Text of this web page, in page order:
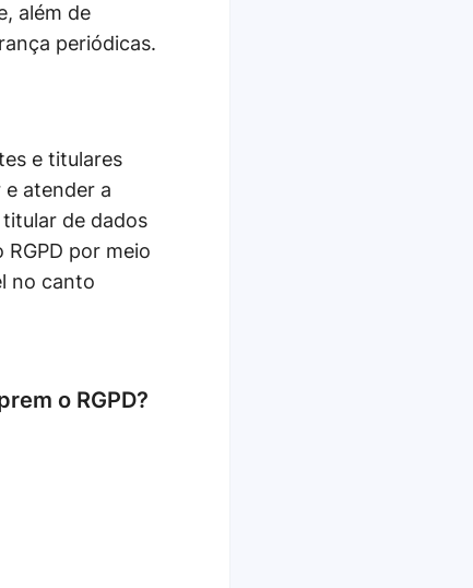
além de
periódicas.
e titulares
atender a
de dados
por meio
no canto
o RGPD?